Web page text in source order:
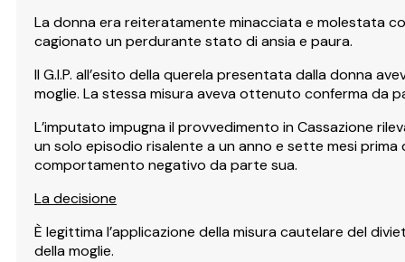
La donna era reiteratamente minacciata e molestata
cagionato un perdurante stato di ansia e paura.
Il G.I.P. all’esito della querela presentata dalla donna
moglie. La stessa misura aveva ottenuto conferma da
L’imputato impugna il provvedimento in Cassazione
un solo episodio risalente a un anno e sette mesi prima
comportamento negativo da parte sua.
La decisione
È legittima l’applicazione della misura cautelare del
della moglie.